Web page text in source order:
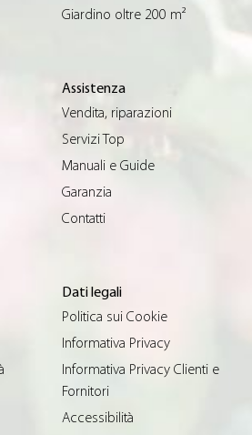
Giardino oltre 200 m²
Assistenza
Vendita, riparazioni
Servizi Top
Manuali e Guide
Garanzia
Contatti
Dati legali
Politica sui Cookie
Informativa Privacy
Informativa Privacy Clienti e
Fornitori
Accessibilità